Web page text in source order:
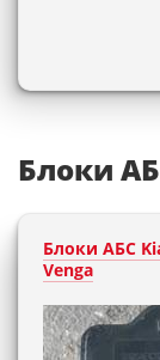
Блоки
Блоки АБС
Venga